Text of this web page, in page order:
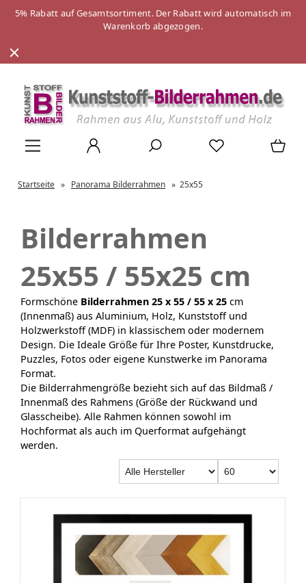
5% Rabatt auf Gesamtsortiment. Der Rabatt wird automatisch im
Warenkorb abgezogen.
Startseite » Panorama Bilderrahmen » 25x55
Bilderrahmen
25x55 / 55x25 cm
Formschöne Bilderrahmen 25 x 55 / 55 x 25 cm
(Innenmaß) aus Aluminium, Holz, Kunststoff und
Holzwerkstoff (MDF) in klassischem oder modernem
Design. Die Ideale Größe für Ihre Poster, Kunstdrucke,
Puzzles, Fotos oder eigene Kunstwerke im Panorama
Format.
Die Bilderrahmengröße bezieht sich auf das Bildmaß /
Innenmaß des Rahmens (Größe der Rückwand und
Glasscheibe). Alle Rahmen können sowohl im
Hochformat als auch im Querformat aufgehängt
werden.